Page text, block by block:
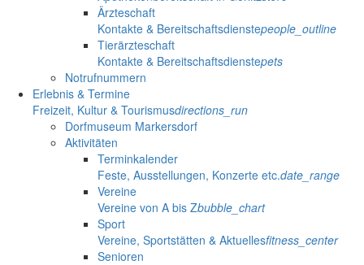
Ärzteschaft
Kontakte & Bereitschaftsdienstepeople_outline
Tierärzteschaft
Kontakte & Bereitschaftsdienstepets
Notrufnummern
Erlebnis & Termine
Freizeit, Kultur & Tourismusdirections_run
Dorfmuseum Markersdorf
Aktivitäten
Terminkalender
Feste, Ausstellungen, Konzerte etc.date_range
Vereine
Vereine von A bis Zbubble_chart
Sport
Vereine, Sportstätten & Aktuellesfitness_center
Senioren